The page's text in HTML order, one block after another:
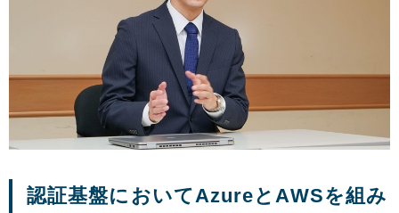
認証基盤においてAzureとAWSを組み